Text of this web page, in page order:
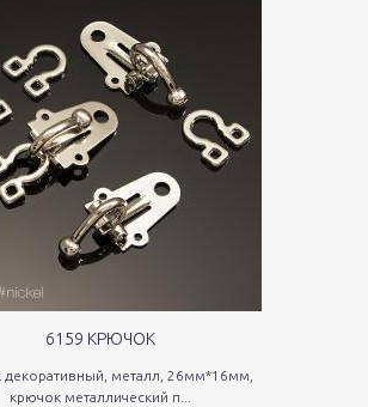
6159 КРЮЧОК
декоративный, металл, 26мм*16мм,
крючок металлический п...